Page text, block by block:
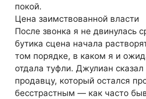
покой.
Цена заимствованной власти
После звонка я не двинулась
бутика сцена начала
том порядке, в каком я и
отдала туфли. Джулиан сказал
продавцу, который остался
бесстрастным — как часто